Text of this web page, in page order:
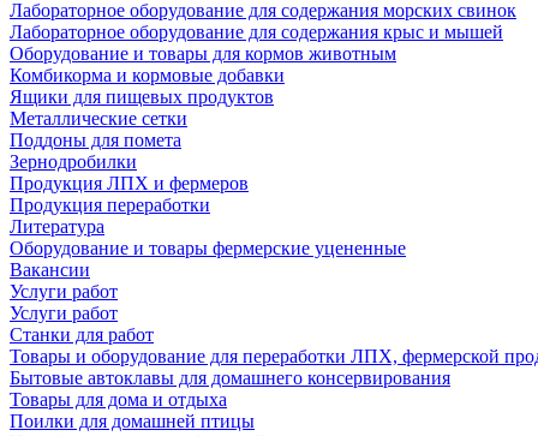
Лабораторное оборудование для содержания морских свинок
Лабораторное оборудование для содержания крыс и мышей
Оборудование и товары для кормов животным
Комбикорма и кормовые добавки
Ящики для пищевых продуктов
Металлические сетки
Поддоны для помета
Зернодробилки
Продукция ЛПХ и фермеров
Продукция переработки
Литература
Оборудование и товары фермерские уцененные
Вакансии
Услуги работ
Услуги работ
Станки для работ
Товары и оборудование для переработки ЛПХ, фермерской
Бытовые автоклавы для домашнего консервирования
Товары для дома и отдыха
Поилки для домашней птицы